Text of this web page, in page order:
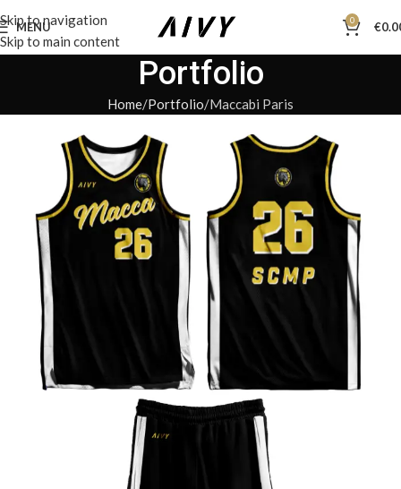
Skip to navigation
Skip to main content
MENU 0 €
Portfolio
Home Portfolio Maccabi Paris